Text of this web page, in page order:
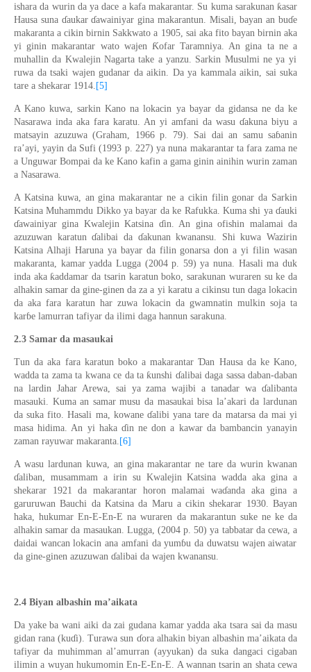
ishara da wurin da ya dace a kafa makarantar. Su kuma sarakunan ƙasar
Hausa suna ɗaukar ɗawainiyar gina makarantun. Misali, bayan an buɗe
makaranta a cikin birnin Sakkwato a 1905, saiaka fito bayan birnin aka
yi ginin makarantar wato wajen Ƙofar Taramniya. An gina ta ne a
muhallin da KwalejinNagarta take ayanzu. Sarkin Musulmine ya yi
ruwa da tsaki wajen gudanar da aikin. Da ya kammala aikin, sai suka
tare a shekarar 1914. [5]
A Kano kuwa, sarkin Kano na lokacin ya bayar da gidansa ne da ke
Nasarawa inda aka fara karatu. An yi amfani da wasu ɗakuna biyu a
matsayin azuzuwa (Graham, 1966p. 79). Sai dai an samusaɓanin
ra’ayi, yayin da Sufi (1993 p. 227) ya nuna makarantar ta fara zama ne
a Unguwar Bompai da ke Kano kafin a gama ginin ainihin wurin zaman
a Nasarawa.
A Katsina kuwa, an gina makarantar ne a cikin filin gonar da Sarkin
Katsina Muhammdu Dikko ya bayar da ke Rafukka. Kuma shi ya ɗauki
ɗawainiyar gina KwalejinKatsina ɗin. An gina ofishin malamai da
azuzuwan karatunɗalibai da ɗakunan kwanansu. Shi kuwa Wazirin
Katsina Alhaji Haruna ya bayar da filin gonarsa don a yi filin wasan
makaranta, kamar yadda Lugga (2004p. 59) ya nuna. Hasali ma duk
inda akaƙaddamar da tsarin karatun boko, sarakunan wurarensuke da
alhakin samar da gine-ginen da za a yi karatu a cikinsu tun daga lokacin
da aka fara karatun har zuwa lokacin da gwamnatin mulkin soja ta
karɓe lamurran tafiyar da ilimi daga hannun sarakuna.
2.3 Samar da masaukai
Tun da aka fara karatun boko a makarantarƊan Hausa da ke Kano,
wadda ta zama ta kwana ce da taƙunshi ɗalibai daga sassa daban-daban
na lardin Jahar Arewa, sai ya zama wajibi a tanadar waɗalibanta
masauki. Kumaan samar musu da masaukaibisa la’akari da lardunan
da suka fito. Hasali ma, kowane ɗalibi yana tare da matarsa da mai yi
masa hidima. An yi haka ɗin ne don a kawar da bambancin yanayin
zaman rayuwar makaranta. [6]
A wasu lardunan kuwa, an gina makarantar ne tare da wurin kwanan
ɗaliban, musammam a irin su KwalejinKatsina wadda aka gina a
shekarar 1921 da makarantar horon malamai waɗanda aka gina a
garuruwan Bauchi da Katsina da Maru a cikin shekarar 1930. Bayan
haka,hukumar En-E-En-E nawuraren da makarantun suke ne ke da
alhakin samar da masaukan. Lugga, (2004p.50) ya tabbatar da cewa, a
daidai wancan lokacin ana amfani da yumɓu da duwatsu wajen aiwatar
da gine-ginen azuzuwan ɗalibai da wajen kwanansu.
2.4 Biyan albashin ma’aikata
Da yake ba wani aiki da zai gudana kamar yadda aka tsara sai da masu
gidan rana (kuɗi). Turawa sun ɗora alhakin biyan albashin ma’aikata da
tafiyar da muhimman al’amurran (ayyukan) da suka dangaci cigaban
ilimin a wuyan hukumomin En-E-En-E. A wannan tsarin an shata cewa